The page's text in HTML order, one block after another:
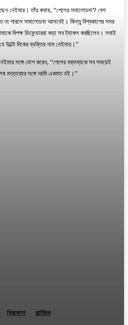
নেইমার। তাঁর কথায়, ‘‘পেলের সমালোচনা? বেশ
না পারলে সমালোচনা আসবেই। কিন্তু বিশ্বকাপের সময়
বিপক্ষ ডিফেন্ডাররা কড়া সব ট্যাকল করছিলেন। সবাই
দিকের ব্যক্তির নাম নেইমার।’’
সঙ্গে যোগ করেন, ‘‘পেলের বক্তব্যকে সব সময়েই
মন্তব্যের সঙ্গে আমি একমত নই।’’
বিশ্বকাপ ব্রাজিল